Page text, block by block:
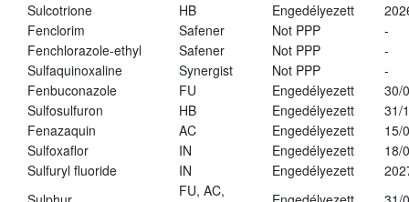
Sulcotrione
HB Engedélyezett
Fenclorim
Safener Not PPP
-
Fenchlorazole-ethyl
Safener Not PPP
-
Sulfaquinoxaline
Synergist Not PPP
-
Fenbuconazole
FU Engedélyezett
30/
Sulfosulfuron
HB Engedélyezett
31/
Fenazaquin
AC Engedélyezett
15/
Sulfoxaflor
IN Engedélyezett
18/
Sulfuryl fluoride
IN Engedélyezett
FU, AC,